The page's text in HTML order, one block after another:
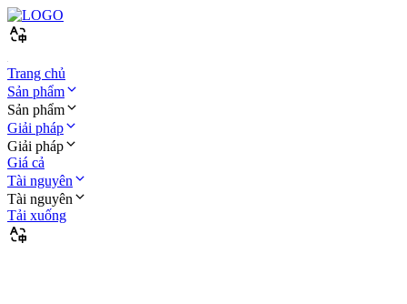
Trang chủ
Sản phẩm
Sản phẩm
Giải pháp
Giải pháp
Giá cả
Tài nguyên
Tài nguyên
Tải xuống